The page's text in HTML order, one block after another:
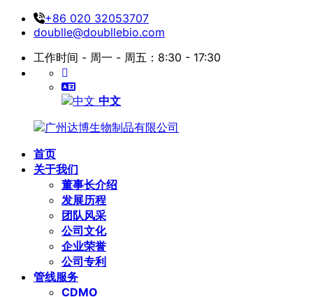
+86 020 32053707
doublle@doubllebio.com
工作时间 - 周一 - 周五：8:30 - 17:30
中文
首页
关于我们
董事长介绍
发展历程
团队风采
公司文化
企业荣誉
公司专利
管线服务
CDMO